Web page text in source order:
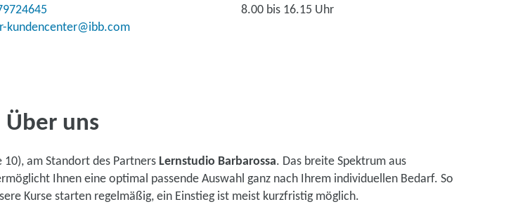
kundencenter@ibb.com
8.00 bis 16.15 Uhr
Über uns
10), am Standort des Partners Lernstudio Barbarossa. Das breite Spektrum aus
Ihnen eine optimal passende Auswahl ganz nach Ihrem individuellen Bedarf. So
Kurse starten regelmäßig, ein Einstieg ist meist kurzfristig möglich.